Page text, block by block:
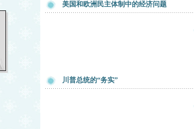
美国和欧洲民主体制中的经济问题
川普总统的“务实”